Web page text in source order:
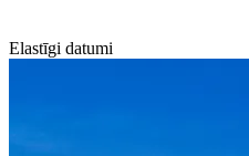
Elastīgi datumi